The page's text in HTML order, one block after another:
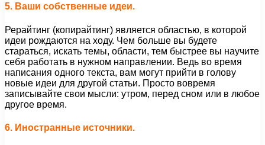
5. Ваши собственные идеи.
Рерайтинг (копирайтинг) является областью, в которой
идеи рождаются на ходу. Чем больше вы будете
стараться, искать темы, области, тем быстрее вы научите
себя работать в нужном направлении. Ведь во время
написания одного текста, вам могут прийти в голову
новые идеи для другой статьи. Просто вовремя
записывайте свои мысли: утром, перед сном или в любое
другое время.
6. Иностранные источники.